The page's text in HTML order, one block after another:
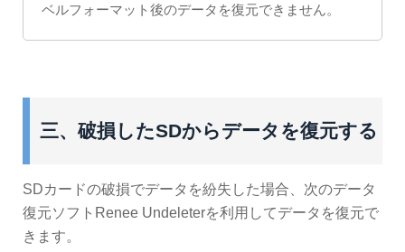
ベルフォーマット後のデータを復元できません。
三、破損したSDからデータを復元する
SDカードの破損でデータを紛失した場合、次のデータ
復元ソフトRenee Undeleterを利用してデータを復元で
きます。